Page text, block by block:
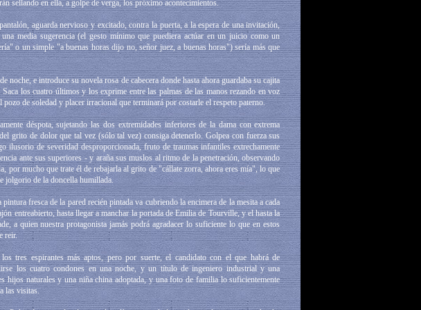
sellando en ella, a golpe de verga, los próximo acontecimientos.
aguarda nervioso y excitado, contra la puerta, a la espera de una invitación,
media sugerencia (el gesto mínimo que puediera actúar en un juicio como un
o un simple "a buenas horas dijo no, señor juez, a buenas horas") sería más que
noche, e introduce su novela rosa de cabecera donde hasta ahora guardaba su cajita
los cuatro últimos y los exprime entre las palmas de las manos rezando en voz
de soledad y placer irracional que terminará por costarle el respeto paterno.
déspota, sujetando las dos extremidades inferiores de la dama con extrema
grito de dolor que tal vez (sólo tal vez) consiga detenerlo. Golpea con fuerza sus
ilusorio de severidad desproporcionada, fruto de traumas infantiles extrechamente
ante sus superiores - y araña sus muslos al ritmo de la penetración, observando
por mucho que trate él de rebajarla al grito de "cállate zorra, ahora eres mía", lo que
jolgorio de la doncella humillada.
fresca de la pared recién pintada va cubriendo la encimera de la mesita a cada
entreabierto, hasta llegar a manchar la portada de Emilia de Tourville, y el hasta la
a quien nuestra protagonista jamás podrá agradacer lo suficiente lo que en estos
reir.
tres espirantes más aptos, pero por suerte, el candidato con el que habrá de
los cuatro condones en una noche, y un título de ingeniero industrial y una
hijos naturales y una niña china adoptada, y una foto de familia lo suficientemente
las visitas.